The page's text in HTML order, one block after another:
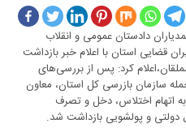
دادستان عمومی و انقلاب
قضایی استان با اعلام خبر بازداشت
کرد: پس از بررسی‌های
سازمان بازرسی کل استان، معاون
اتهام اختلاس، دخل و تصرف
دولتی و پولشویی بازداشت شد.